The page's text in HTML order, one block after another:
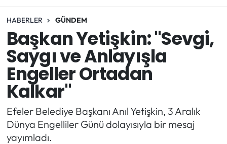
HABERLER GÜNDEM
Başkan Yetişkin: "Sevgi,
Saygı ve Anlayışla
Engeller Ortadan
Kalkar"
Efeler Belediye Başkanı Anıl Yetişkin, 3 Aralık
Dünya Engelliler Günü dolayısıyla bir mesaj
yayımladı.